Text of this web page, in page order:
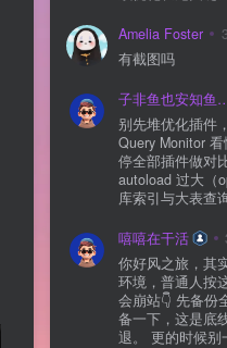
Amelia Foster
有截图吗
子非鱼也
别先堆优化插件，
Query Monitor 看
停全部插件做对比
autoload 过大（
库索引与大表查询。 服务器
嘻嘻在干活
你好风之旅，其
环境，普通人按
会崩站👇 先备份全站，文件 + 数据库都
备一下，这是底
退。 更的时候别